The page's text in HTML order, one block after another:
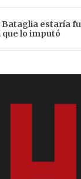
Bataglia estaría
lo imputó